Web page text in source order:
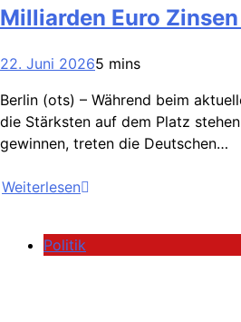
Milliarden Euro
22. Juni 20265 mins
Berlin (ots) – Während beim
die Stärksten auf dem Platz
gewinnen, treten die Deutschen…
Weiterlesen
Politik